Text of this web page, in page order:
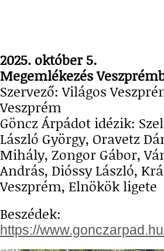
2025. október 5.
Megemlékezés
Szervező: Világos
Veszprém
Göncz Árpádot idézik:
László György, Oravetz
Mihály, Zongor Gábor,
András, Dióssy László,
Veszprém, Elnökök ligete
Beszédek:
https://